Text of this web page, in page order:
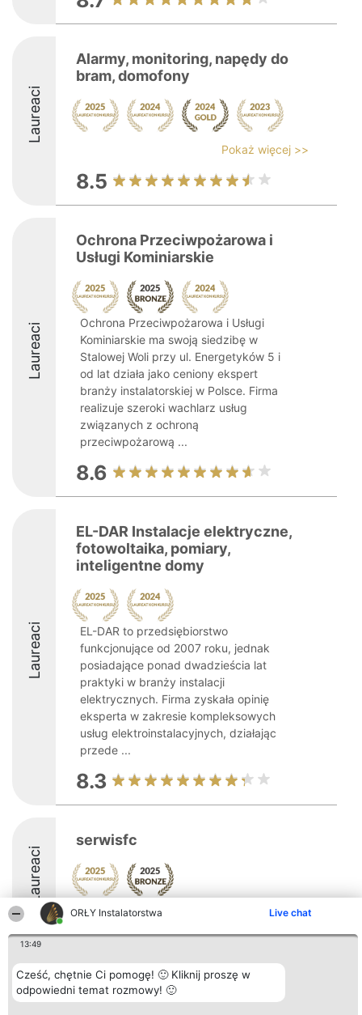
ORŁY Instalatorstwa Live chat
13:49
Cześć, chętnie Ci pomogę! 🙂 Kliknij proszę w
odpowiedni temat rozmowy! 🙂
Laureaci
Alarmy, monitoring, napędy do
bram, domofony
Pokaż więcej >>
8.5
Laureaci
Ochrona Przeciwpożarowa i
Usługi Kominiarskie
Ochrona Przeciwpożarowa i Usługi
Kominiarskie ma swoją siedzibę w
Stalowej Woli przy ul. Energetyków 5 i
od lat działa jako ceniony ekspert
branży instalatorskiej w Polsce. Firma
realizuje szeroki wachlarz usług
związanych z ochroną
przeciwpożarową ...
8.6
Laureaci
EL-DAR Instalacje elektryczne,
fotowoltaika, pomiary,
inteligentne domy
EL-DAR to przedsiębiorstwo
funkcjonujące od 2007 roku, jednak
posiadające ponad dwadzieścia lat
praktyki w branży instalacji
elektrycznych. Firma zyskała opinię
eksperta w zakresie kompleksowych
usług elektroinstalacyjnych, działając
przede ...
8.3
Laureaci
serwisfc
8.6
Organizator plebiscytu
Bright Side Solutions sp. z o.
o. sp. k.
Plebiscyt
Laureaci
Lista
Kontakt